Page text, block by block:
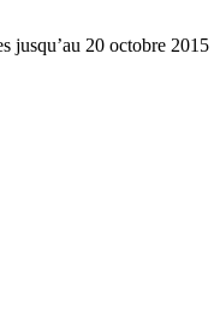
jusqu’au 20 octobre 2015